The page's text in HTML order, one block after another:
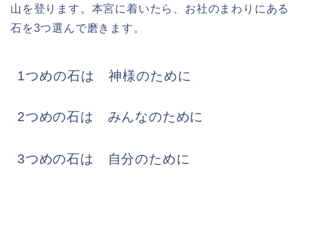
山を登ります。本宮に着いたら、お社のまわりにある
石を3つ選んで磨きます。
1つめの石は 神様のために
2つめの石は みんなのために
3つめの石は 自分のために